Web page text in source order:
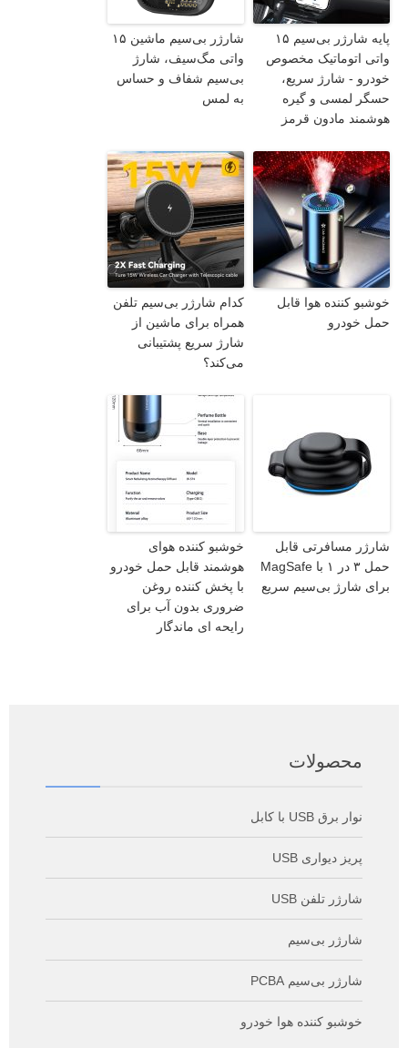
پایه شارژر بی‌سیم ۱۵
واتی اتوماتیک مخصوص
خودرو - شارژ سریع،
حسگر لمسی و گیره
هوشمند مادون قرمز
شارژر بی‌سیم ماشین ۱۵
واتی مگ‌سیف، شارژ
بی‌سیم شفاف و حساس
به لمس
خوشبو کننده هوا قابل
حمل خودرو
کدام شارژر بی‌سیم تلفن
همراه برای ماشین از
شارژ سریع پشتیبانی
می‌کند؟
شارژر مسافرتی قابل
حمل ۳ در ۱ با MagSafe
برای شارژ بی‌سیم سریع
خوشبو کننده هوای
هوشمند قابل حمل خودرو
با پخش کننده روغن
ضروری بدون آب برای
رایحه ای ماندگار
محصولات
نوار برق USB با کابل
پریز دیواری USB
شارژر تلفن USB
شارژر بی‌سیم
شارژر بی‌سیم PCBA
خوشبو کننده هوا خودرو